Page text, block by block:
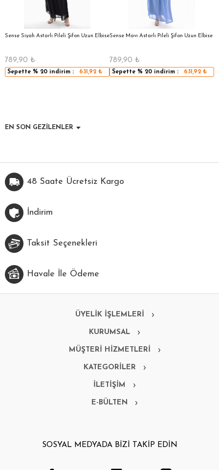
Sense Siyah Astarlı Pileli Şifon Uzun Elbise
789,90 ₺
Sepette % 20 indirim : 631,92₺
Sense Mavı Astarlı Pileli Şifon Uzun Elbise
789,90 ₺
Sepette % 20 indirim : 631,92₺
EN SON GEZİLENLER
48 Saate Ücretsiz Kargo
İndirim
Taksit Seçenekleri
Havale İle Ödeme
ÜYELİK İŞLEMLERİ
KURUMSAL
MÜŞTERİ HİZMETLERİ
KATEGORİLER
İLETİŞİM
E-BÜLTEN
SOSYAL MEDYADA BİZİ TAKİP EDİN